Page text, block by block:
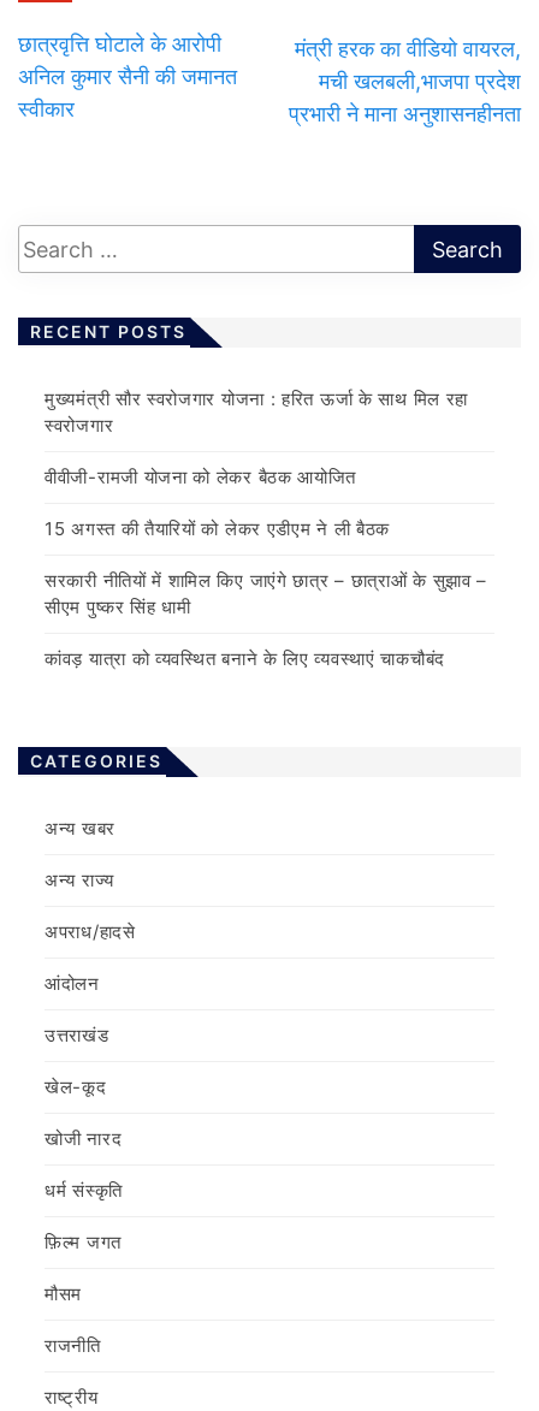
छात्रवृत्ति घोटाले के आरोपी
अनिल कुमार सैनी की जमानत
स्वीकार
मंत्री हरक का वीडियो वायरल,
मची खलबली,भाजपा प्रदेश
प्रभारी ने माना अनुशासनहीनता
RECENT POSTS
मुख्यमंत्री सौर स्वरोजगार योजना : हरित ऊर्जा के साथ मिल रहा
स्वरोजगार
वीवीजी-रामजी योजना को लेकर बैठक आयोजित
15 अगस्त की तैयारियों को लेकर एडीएम ने ली बैठक
सरकारी नीतियों में शामिल किए जाएंगे छात्र – छात्राओं के सुझाव –
सीएम पुष्कर सिंह धामी
कांवड़ यात्रा को व्यवस्थित बनाने के लिए व्यवस्थाएं चाकचौबंद
CATEGORIES
अन्य खबर
अन्य राज्य
अपराध/हादसे
आंदोलन
उत्तराखंड
खेल-कूद
खोजी नारद
धर्म संस्कृति
फ़िल्‍म जगत
मौसम
राजनीति
राष्ट्रीय